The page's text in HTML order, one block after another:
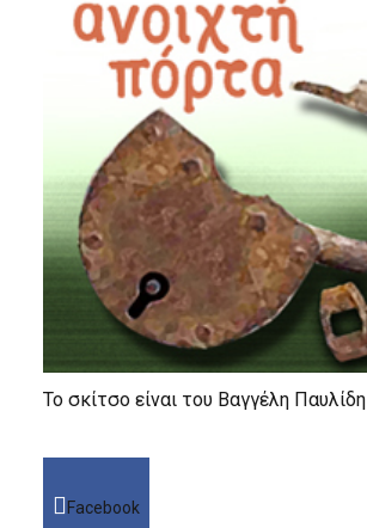
Το σκίτσο είναι του Βαγγέλη Παυλίδη
Facebook